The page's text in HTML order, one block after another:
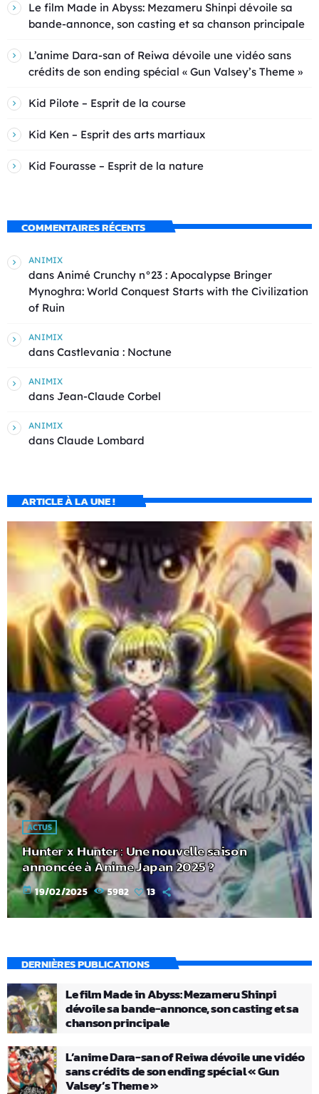
Le film Made in Abyss: Mezameru Shinpi dévoile sa
bande-annonce, son casting et sa chanson principale
L’anime Dara-san of Reiwa dévoile une vidéo sans
crédits de son ending spécial « Gun Valsey’s Theme »
Kid Pilote – Esprit de la course
Kid Ken – Esprit des arts martiaux
Kid Fourasse – Esprit de la nature
COMMENTAIRES RÉCENTS
ANIMIX
dans Animé Crunchy n°23 : Apocalypse Bringer
Mynoghra: World Conquest Starts with the Civilization
of Ruin
ANIMIX
dans Castlevania : Noctune
ANIMIX
dans Jean-Claude Corbel
ANIMIX
dans Claude Lombard
ARTICLE À LA UNE !
ACTUS
Hunter x Hunter : Une nouvelle saison
annoncée à Anime Japan 2025 ?
today 19/02/2025 5982 13
DERNIÈRES PUBLICATIONS
Le film Made in Abyss: Mezameru Shinpi
dévoile sa bande-annonce, son casting et sa
chanson principale
L’anime Dara-san of Reiwa dévoile une vidéo
sans crédits de son ending spécial « Gun
Valsey’s Theme »